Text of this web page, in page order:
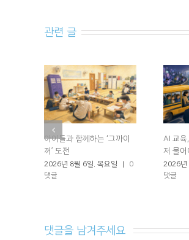
관련 글
아이들과 함께하는 ‘그까이
꺼’ 도전
2026년 8월 6일. 목요일
0
댓글
AI 교육
저 물어
2026년
댓글
댓글을 남겨주세요